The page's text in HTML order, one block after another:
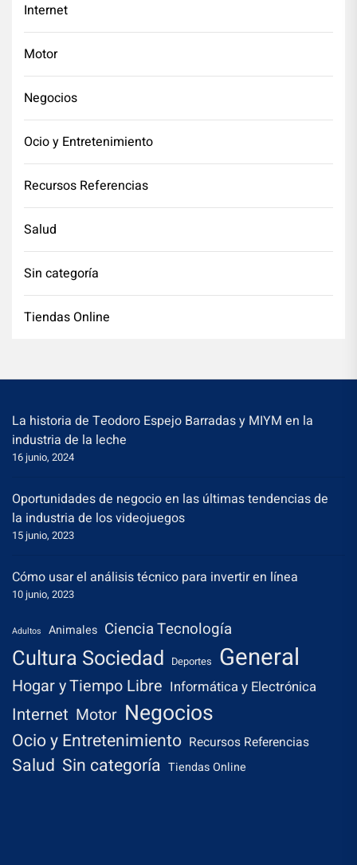
Internet
Motor
Negocios
Ocio y Entretenimiento
Recursos Referencias
Salud
Sin categoría
Tiendas Online
La historia de Teodoro Espejo Barradas y MIYM en la
industria de la leche
16 junio, 2024
Oportunidades de negocio en las últimas tendencias de
la industria de los videojuegos
15 junio, 2023
Cómo usar el análisis técnico para invertir en línea
10 junio, 2023
Adultos Animales Ciencia Tecnología
Cultura Sociedad Deportes General
Hogar y Tiempo Libre Informática y Electrónica
Internet Motor Negocios
Ocio y Entretenimiento Recursos Referencias
Salud Sin categoría Tiendas Online